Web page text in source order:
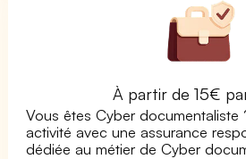
À partir de 15€
Vous êtes Cyber documentaliste
activité avec une assurance
dédiée au métier de Cyber